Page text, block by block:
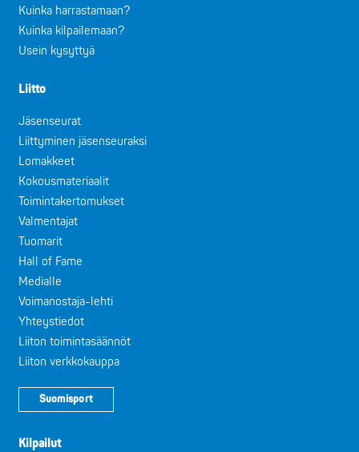
Kuinka harrastamaan?
Kuinka kilpailemaan?
Usein kysyttyä
Liitto
Jäsenseurat
Liittyminen jäsenseuraksi
Lomakkeet
Kokousmateriaalit
Toimintakertomukset
Valmentajat
Tuomarit
Hall of Fame
Medialle
Voimanostaja-lehti
Yhteystiedot
Liiton toimintasäännöt
Liiton verkkokauppa
Suomisport
Kilpailut